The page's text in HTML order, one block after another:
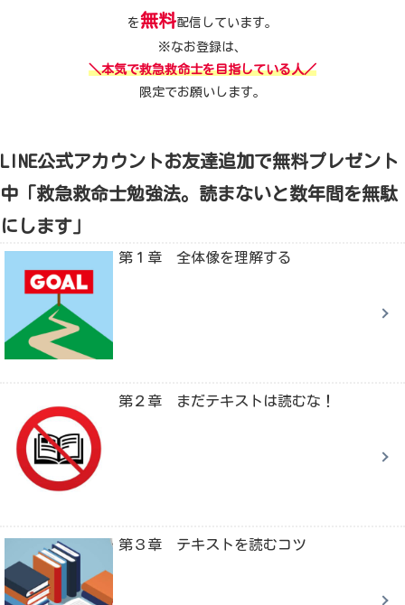
を無料配信しています。
※なお登録は、
＼本気で救急救命士を目指している人／
限定でお願いします。
LINE公式アカウントお友達追加で無料プレゼント
中「救急救命士勉強法。読まないと数年間を無駄
にします」
第１章 全体像を理解する
第２章 まだテキストは読むな！
第３章 テキストを読むコツ